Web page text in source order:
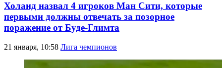
Холанд назвал 4 игроков Ман Сити, которые
первыми должны отвечать за позорное
поражение от Буде-Глимта
21 января, 10:58 Лига чемпионов